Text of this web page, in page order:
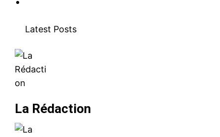
Beyrouth semble avoir été
causée par une bombe
In "USA"
Latest Posts
La Rédaction